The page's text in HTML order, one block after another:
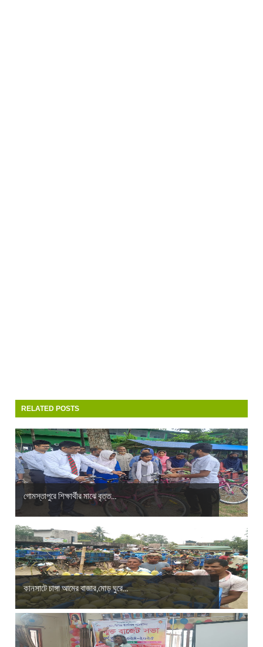
RELATED POSTS
গোমস্তাপুরে শিক্ষার্থীর মাঝে বৃত্ত...
কানসাটে চাঙ্গা আমের বাজার,মোড় ঘুরে...